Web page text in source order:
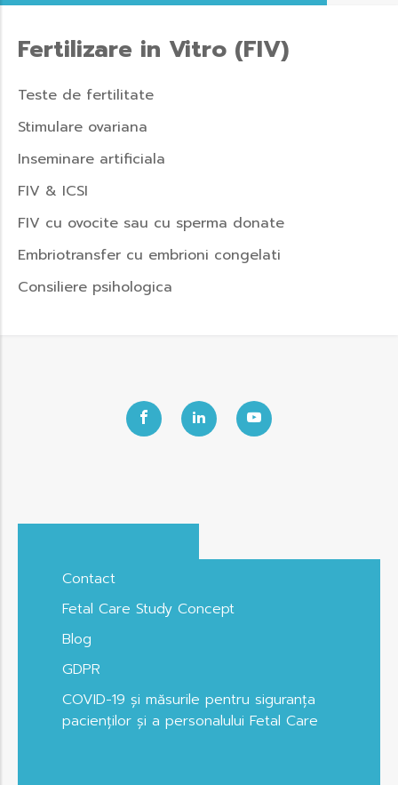
Fertilizare in Vitro (FIV)
Teste de fertilitate
Stimulare ovariana
Inseminare artificiala
FIV & ICSI
FIV cu ovocite sau cu sperma donate
Embriotransfer cu embrioni congelati
Consiliere psihologica
Contact
Fetal Care Study Concept
Blog
GDPR
COVID-19 și măsurile pentru siguranța
pacienților și a personalului Fetal Care